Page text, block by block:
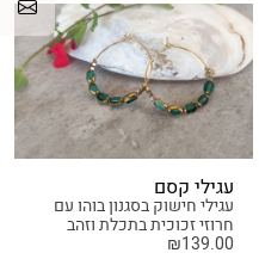
עגילי קסם
עגילי חישוק בסגנון בוהו עם
חרוזי זכוכית בתכלת וזהב
₪139.00